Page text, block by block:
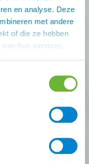
en analyse. Deze
met andere
of die ze hebben
hun services.
Atorka
Versturen